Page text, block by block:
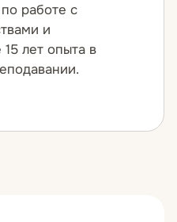
работе с
и
лет опыта в
позволяет